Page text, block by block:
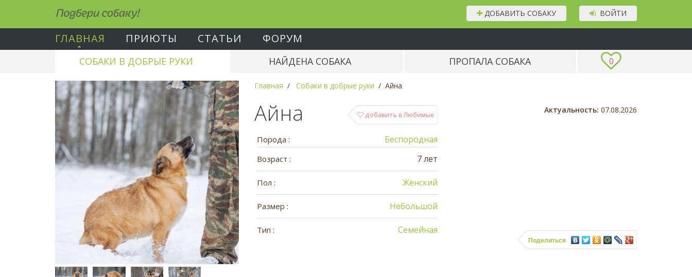
Подбери собаку! ВОЙТИ
ДОБАВИТЬ СОБАКУ
ГЛАВНАЯ ПРИЮТЫ СТАТЬИ ФОРУМ
0
СОБАКИ В ДОБРЫЕ РУКИ НАЙДЕНА СОБАКА ПРОПАЛА СОБАКА
Главная Собаки в добрые руки Айна
добавить в Любимые
Айна
Порода : Беспородная
Возраст : 7 лет
Пол : Женский
Размер : Небольшой
Тип : Семейная
Актуальность: 07.08.2026
Поделиться